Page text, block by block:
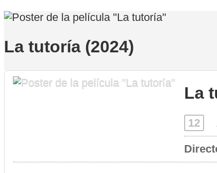
La tutoría (2024)
La
12